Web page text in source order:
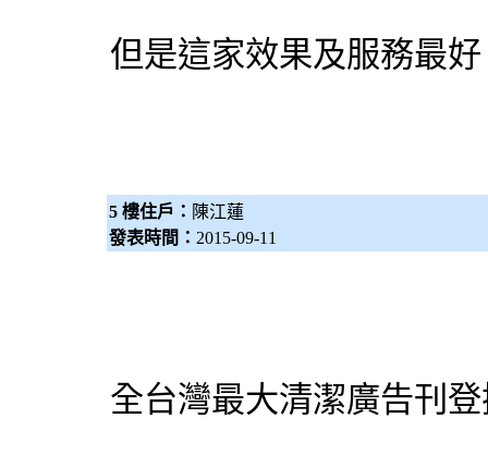
但是這家效果及服務最好
5 樓住戶： 陳江蓮
發表時間： 2015-09-11
全台灣最大清潔廣告刊